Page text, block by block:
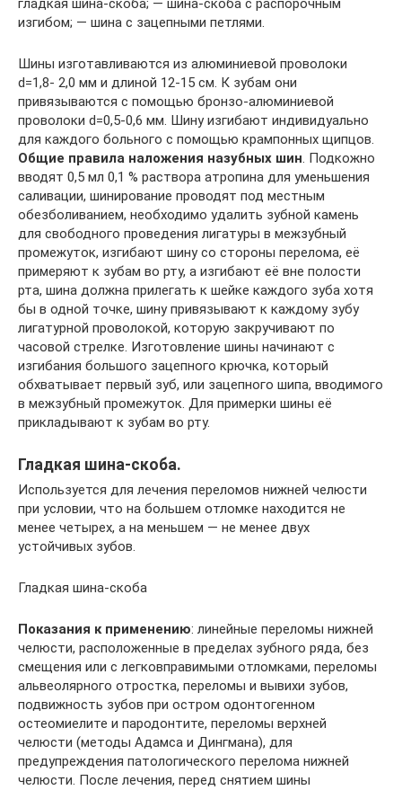
гладкая шина-скоба; — шина-скоба с распорочным
изгибом; — шина с зацепными петлями.
Шины изготавливаются из алюминиевой проволоки
d=1,8- 2,0 мм и длиной 12-15 см. К зубам они
привязываются с помощью бронзо-алюминиевой
проволоки d=0,5-0,6 мм. Шину изгибают индивидуально
для каждого больного с помощью крампонных щипцов.
Общие правила наложения назубных шин. Подкожно
вводят 0,5 мл 0,1 % раствора атропина для уменьшения
саливации, шинирование проводят под местным
обезболиванием, необходимо удалить зубной камень
для свободного проведения лигатуры в межзубный
промежуток, изгибают шину со стороны перелома, её
примеряют к зубам во рту, а изгибают её вне полости
рта, шина должна прилегать к шейке каждого зуба хотя
бы в одной точке, шину привязывают к каждому зубу
лигатурной проволокой, которую закручивают по
часовой стрелке. Изготовление шины начинают с
изгибания большого зацепного крючка, который
обхватывает первый зуб, или зацепного шипа, вводимого
в межзубный промежуток. Для примерки шины её
прикладывают к зубам во рту.
Гладкая шина-скоба.
Используется для лечения переломов нижней челюсти
при условии, что на большем отломке находится не
менее четырех, а на меньшем — не менее двух
устойчивых зубов.
Гладкая шина-скоба
Показания к применению: линейные переломы нижней
челюсти, расположенные в пределах зубного ряда, без
смещения или с легковправимыми отломками, переломы
альвеолярного отростка, переломы и вывихи зубов,
подвижность зубов при остром одонтогенном
остеомиелите и пародонтите, переломы верхней
челюсти (методы Адамса и Дингмана), для
предупреждения патологического перелома нижней
челюсти. После лечения, перед снятием шины